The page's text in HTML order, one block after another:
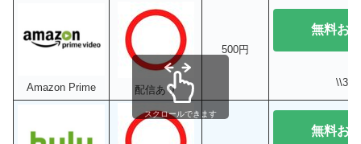
Amazon Prime 配信あり
500円
無料お
\\30
無料お
スクロールできます